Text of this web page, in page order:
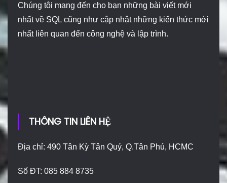
Chúng tôi mang đến cho bạn những bài viết mới
nhất về SQL cũng như cập nhật những kiến thức mới
nhất liên quan đến công nghệ và lập trình.
THÔNG TIN LIÊN HỆ
Địa chỉ: 490 Tân Kỳ Tân Quý, Q.Tân Phú, HCMC
Số ĐT: 085 884 8735